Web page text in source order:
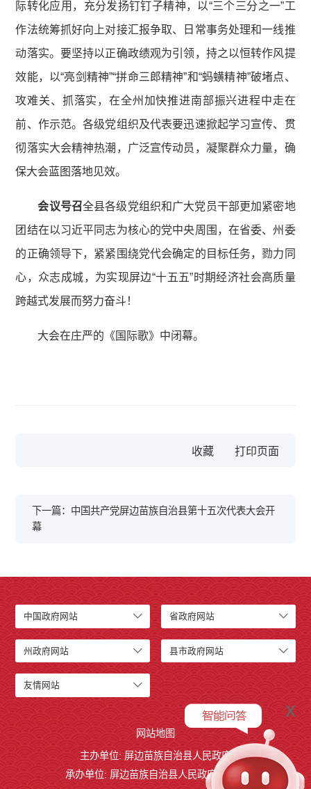
际转化应用，充分发扬钉钉子精神，以“三个三分之一”工
作法统筹抓好向上对接汇报争取、日常事务处理和一线推
动落实。要坚持以正确政绩观为引领，持之以恒转作风提
效能，以“亮剑精神”“拼命三郎精神”和“蚂蟥精神”破堵点、
攻难关、抓落实，在全州加快推进南部振兴进程中走在
前、作示范。各级党组织及代表要迅速掀起学习宣传、贯
彻落实大会精神热潮，广泛宣传动员，凝聚群众力量，确
保大会蓝图落地见效。
会议号召全县各级党组织和广大党员干部更加紧密地
团结在以习近平同志为核心的党中央周围，在省委、州委
的正确领导下，紧紧围绕党代会确定的目标任务，勠力同
心，众志成城，为实现屏边“十五五”时期经济社会高质量
跨越式发展而努力奋斗！
大会在庄严的《国际歌》中闭幕。
收藏
下一篇：中国共产党屏边苗族自治县第十五次代表大会开
幕
中国政府网站 省政府网站
州政府网站 县市政府网站
友情网站
网站地图
主办单位: 屏边苗族自治县人民政府
承办单位: 屏边苗族自治县人民政府办公室
x